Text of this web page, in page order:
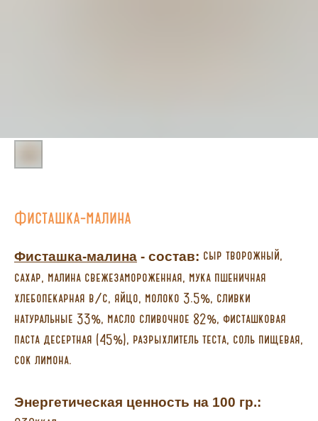
Фисташка-малина
Фисташка-малина - состав: сыр творожный,
сахар, малина свежезамороженная, мука пшеничная
хлебопекарная в/с, яйцо, молоко 3.5%, сливки
натуральные 33%, масло сливочное 82%, фисташковая
паста десертная (45%), разрыхлитель теста, соль пищевая,
сок лимона.
Энергетическая ценность на 100 гр.: